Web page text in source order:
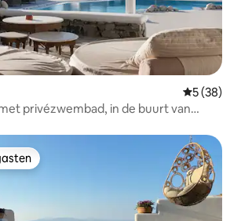
5 (38)
privézwembad, in de buurt van